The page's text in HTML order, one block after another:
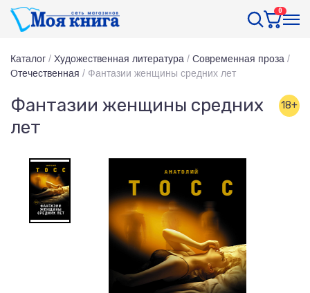
0
Каталог / Художественная литература / Современная проза /
Отечественная / Фантазии женщины средних лет
Фантазии женщины средних
лет
18+